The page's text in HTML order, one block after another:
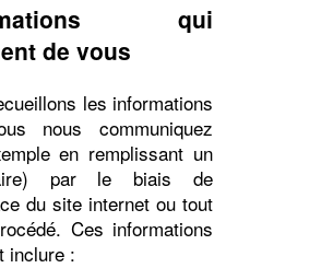
qui
de vous
les informations
nous communiquez
en remplissant un
par le biais de
du site internet ou tout
Ces informations
inclure :